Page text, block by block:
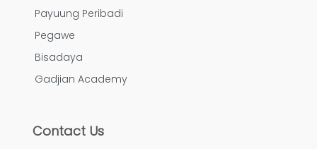
Payuung Peribadi
Pegawe
Bisadaya
Gadjian Academy
Contact Us